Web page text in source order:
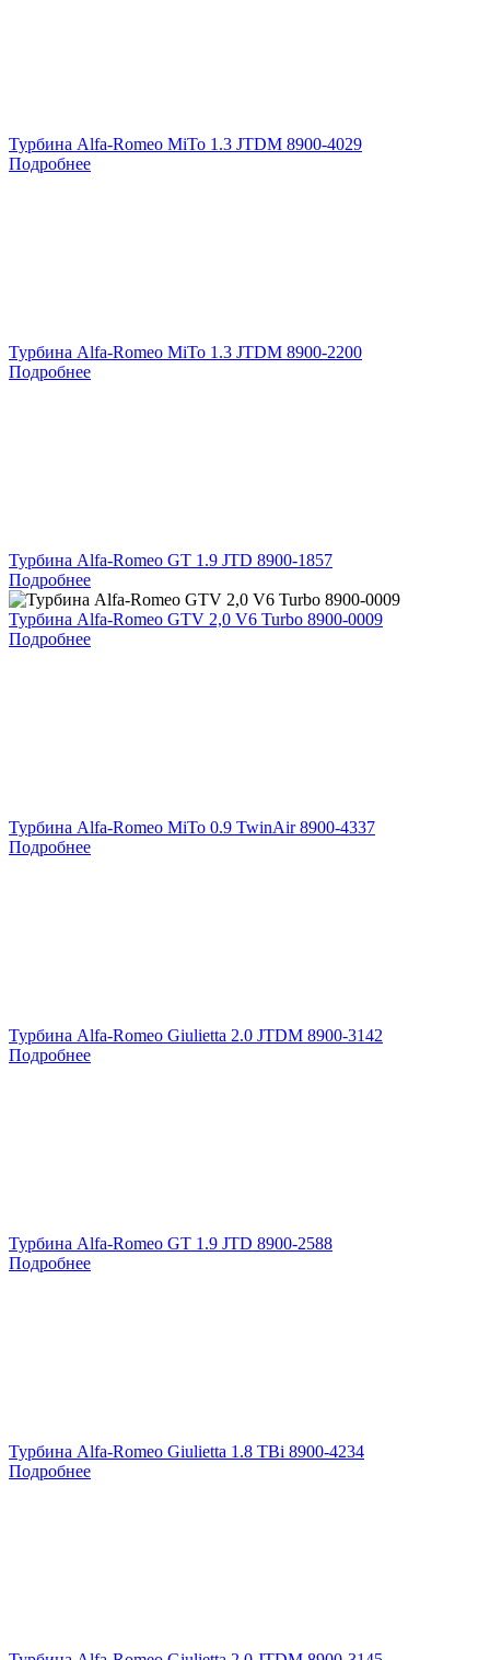
Турбина Alfa-Romeo MiTo 1.3 JTDM 8900-4029
Подробнее
Турбина Alfa-Romeo MiTo 1.3 JTDM 8900-2200
Подробнее
Турбина Alfa-Romeo GT 1.9 JTD 8900-1857
Подробнее
Турбина Alfa-Romeo GTV 2,0 V6 Turbo 8900-0009
Подробнее
Турбина Alfa-Romeo MiTo 0.9 TwinAir 8900-4337
Подробнее
Турбина Alfa-Romeo Giulietta 2.0 JTDM 8900-3142
Подробнее
Турбина Alfa-Romeo GT 1.9 JTD 8900-2588
Подробнее
Турбина Alfa-Romeo Giulietta 1.8 TBi 8900-4234
Подробнее